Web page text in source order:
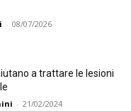
- 08/07/2026
a trattare le lesioni
- 21/02/2024